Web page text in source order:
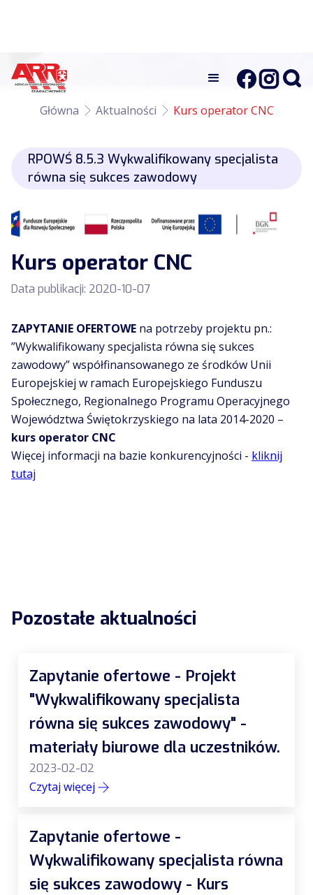
Główna Aktualności Kurs operator CNC
RPOWŚ 8.5.3 Wykwalifikowany specjalista
równa się sukces zawodowy
Kurs operator CNC
Data publikacji: 2020-10-07
ZAPYTANIE OFERTOWE na potrzeby projektu pn.:
”Wykwalifikowany specjalista równa się sukces
zawodowy” współfinansowanego ze środków Unii
Europejskiej w ramach Europejskiego Funduszu
Społecznego, Regionalnego Programu Operacyjnego
Województwa Świętokrzyskiego na lata 2014-2020 –
kurs operator CNC
Więcej informacji na bazie konkurencyjności - kliknij
tutaj
Pozostałe aktualności
Zapytanie ofertowe - Projekt
"Wykwalifikowany specjalista
równa się sukces zawodowy" -
materiały biurowe dla uczestników.
2023-02-02
Czytaj więcej
Zapytanie ofertowe -
Wykwalifikowany specjalista równa
się sukces zawodowy - Kurs